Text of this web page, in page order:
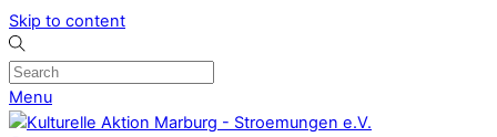
Skip to content
Menu